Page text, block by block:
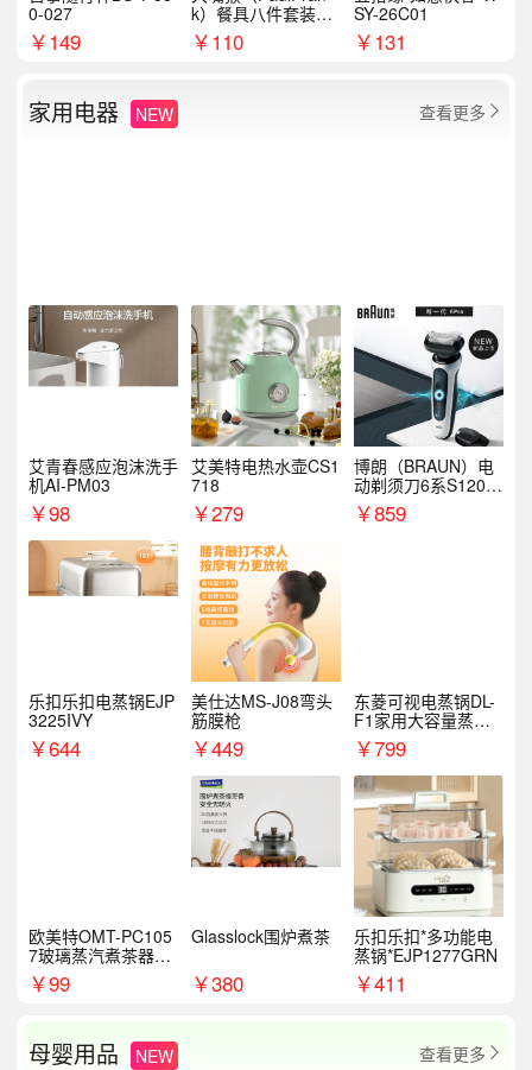
0-027
￥149
k）餐具八件套装HC
T6007
￥110
SY-26C01
￥131
家用电器 NEW 查看更多 
艾青春感应泡沫洗手
机AI-PM03
￥98
艾美特电热水壶CS1
718
￥279
博朗（BRAUN）电
动剃须刀6系S1200
S￥859
乐扣乐扣电蒸锅EJP
3225IVY
￥644
美仕达MS-J08弯头
筋膜枪
￥449
东菱可视电蒸锅DL-
F1家用大容量蒸炖
锅
￥799
欧美特OMT-PC105
7玻璃蒸汽煮茶器黑
茶泡茶具茶壶花茶壶
￥99
Glasslock围炉煮茶
￥380
乐扣乐扣*多功能电
蒸锅*EJP1277GRN
￥411
母婴用品 NEW 查看更多 